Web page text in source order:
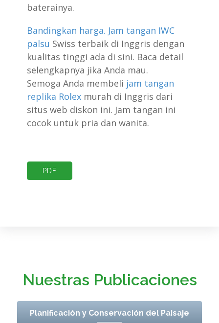
baterainya.
Bandingkan harga. Jam tangan IWC
palsu Swiss terbaik di Inggris dengan
kualitas tinggi ada di sini. Baca detail
selengkapnya jika Anda mau.
Semoga Anda membeli jam tangan
replika Rolex murah di Inggris dari
situs web diskon ini. Jam tangan ini
cocok untuk pria dan wanita.
PDF
Nuestras Publicaciones
Planificación y Conservación del Paisaje